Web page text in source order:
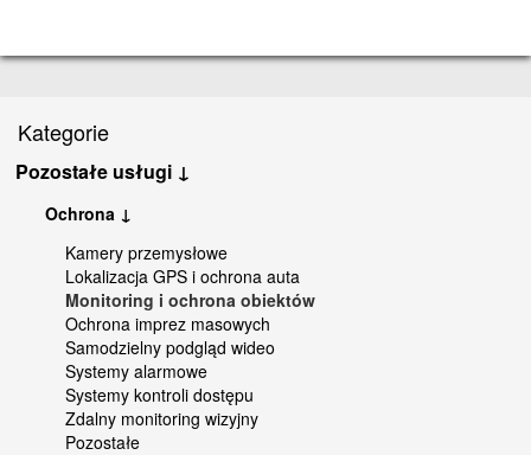
Kategorie
Pozostałe usługi ↓
Ochrona ↓
Kamery przemysłowe
Lokalizacja GPS i ochrona auta
Monitoring i ochrona obiektów
Ochrona imprez masowych
Samodzielny podgląd wideo
Systemy alarmowe
Systemy kontroli dostępu
Zdalny monitoring wizyjny
Pozostałe